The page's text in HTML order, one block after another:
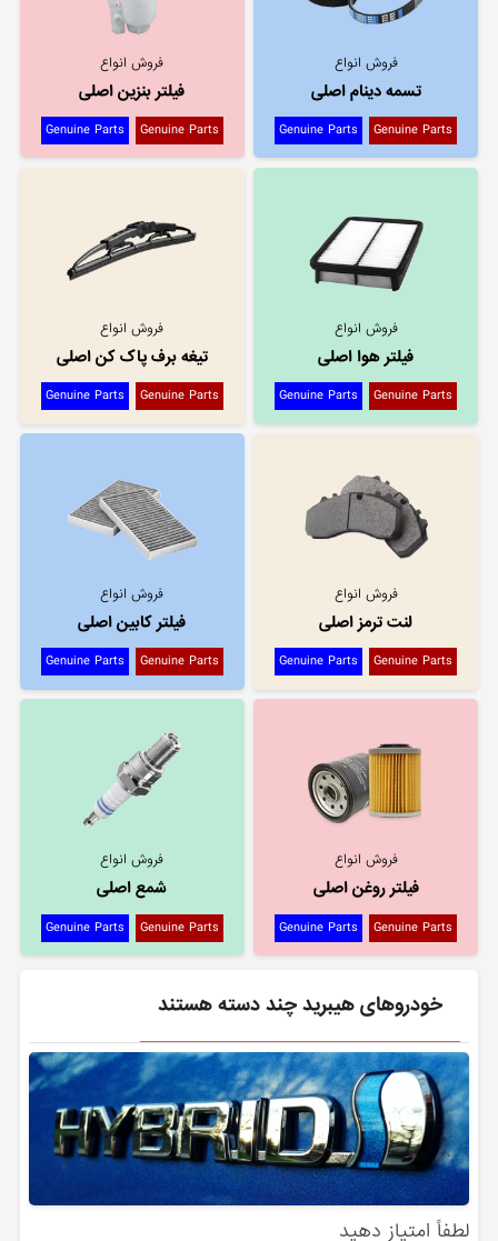
فروش انواع
تسمه دینام اصلی
Genuine Parts
Genuine Parts
فروش انواع
فیلتر بنزین اصلی
Genuine Parts
Genuine Parts
فروش انواع
فیلتر هوا اصلی
Genuine Parts
Genuine Parts
فروش انواع
تیغه برف پاک کن اصلی
Genuine Parts
Genuine Parts
فروش انواع
لنت ترمز اصلی
Genuine Parts
Genuine Parts
فروش انواع
فیلتر کابین اصلی
Genuine Parts
Genuine Parts
فروش انواع
فیلتر روغن اصلی
Genuine Parts
Genuine Parts
فروش انواع
شمع اصلی
Genuine Parts
Genuine Parts
خودروهای هیبرید چند دسته هستند
لطفاً امتیاز دهید